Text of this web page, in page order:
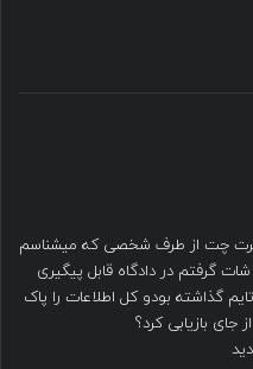
چت از طرف شخصی که میشناسم
گرفتم در دادگاه قابل پیگیری
گذاشته بودو کل اطلاعات را پاک
جای بازیابی کرد؟